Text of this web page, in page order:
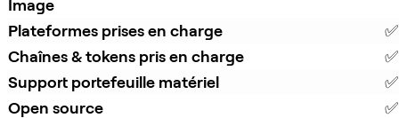
Image
Plateformes prises en charge
Chaînes & tokens pris en charge
Support portefeuille matériel
Open source